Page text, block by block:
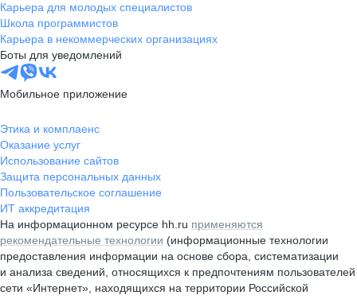
Карьера для молодых специалистов
Школа программистов
Карьера в некоммерческих организациях
Боты для уведомлений
Мобильное приложение
Этика и комплаенс
Оказание услуг
Использование сайтов
Защита персональных данных
Пользовательское соглашение
ИТ аккредитация
На информационном ресурсе hh.ru применяются
рекомендательные технологии (информационные технологии
предоставления информации на основе сбора, систематизации
и анализа сведений, относящихся к предпочтениям пользователей
сети «Интернет», находящихся на территории Российской